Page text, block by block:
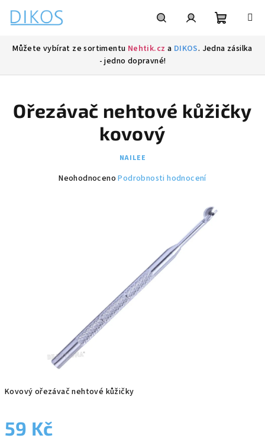
obsah
Můžete vybírat ze sortimentu Nehtik.cz a DIKOS. Jedna zásilka
- jedno dopravné!
Kovový ořezávač nehtové kůžičky
59 Kč
Ořezávač nehtové kůžičky
kovový
NAILEE
Průměrné
Neohodnoceno Podrobnosti hodnocení